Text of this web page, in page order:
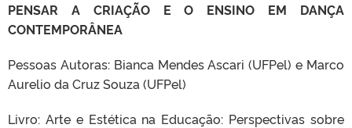
PENSAR A CRIAÇÃO E O ENSINO EM DANÇA
CONTEMPORÂNEA
Pessoas Autoras: Bianca Mendes Ascari (UFPel) e Marco
Aurelio da Cruz Souza (UFPel)
Livro: Arte e Estética na Educação: Perspectivas sobre